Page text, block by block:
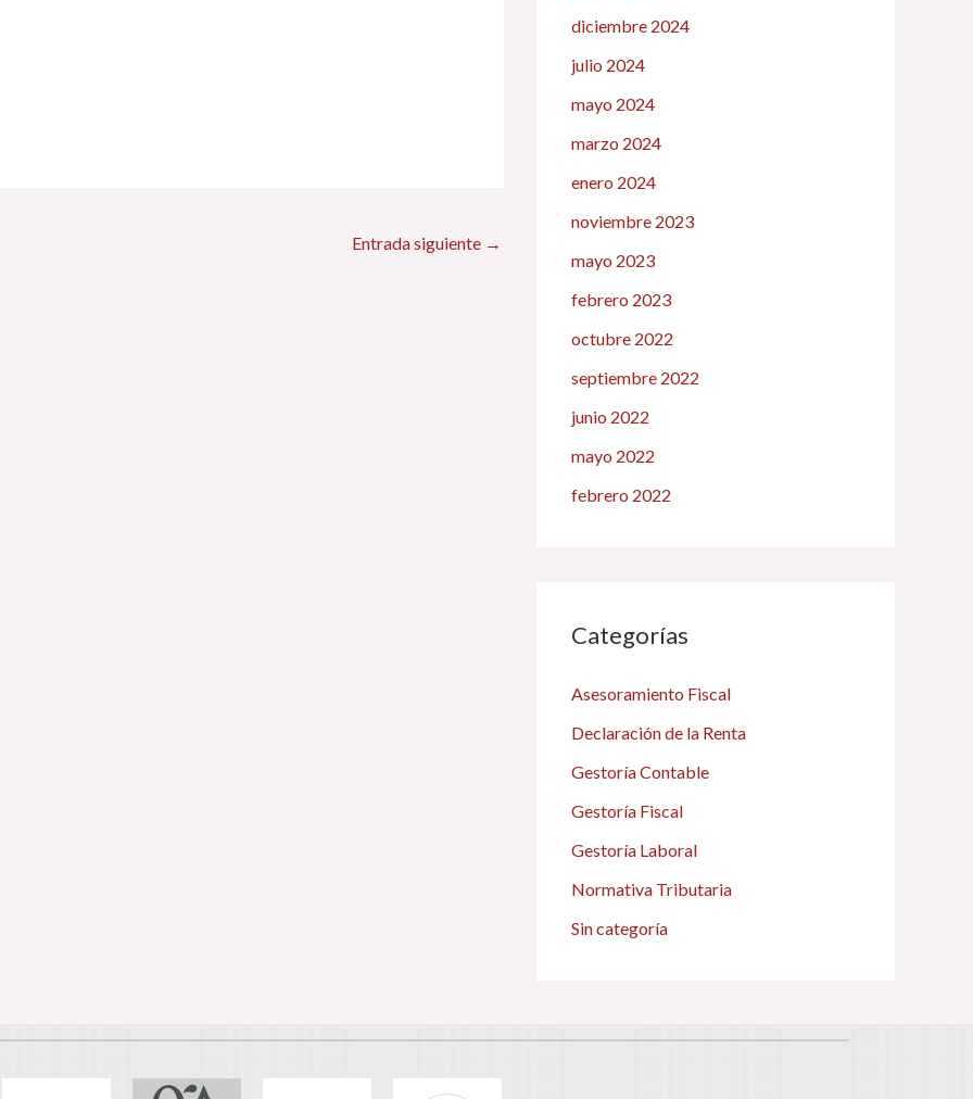
Entrada siguiente →
diciembre 2024
julio 2024
mayo 2024
marzo 2024
enero 2024
noviembre 2023
mayo 2023
febrero 2023
octubre 2022
septiembre 2022
junio 2022
mayo 2022
febrero 2022
Categorías
Asesoramiento Fiscal
Declaración de la Renta
Gestoría Contable
Gestoría Fiscal
Gestoría Laboral
Normativa Tributaria
Sin categoría